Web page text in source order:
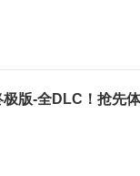
版-全DLC！抢先